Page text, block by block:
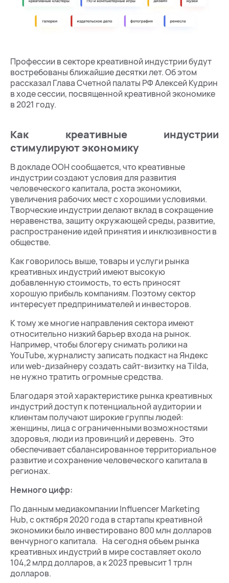
Профессии в секторе креативной индустрии будут
востребованы ближайшие десятки лет. Об этом
рассказал Глава Счетной палаты РФ Алексей Кудрин
в ходе сессии, посвященной креативной экономике
в 2021 году.
Как креативные индустрии
стимулируют экономику
В докладе ООН сообщается, что креативные
индустрии создают условия для развития
человеческого капитала, роста экономики,
увеличения рабочих мест с хорошими условиями.
Творческие индустрии делают вклад в сокращение
неравенства, защиту окружающей среды, развитие,
распространение идей принятия и инклюзивности в
обществе.
Как говорилось выше, товары и услуги рынка
креативных индустрий имеют высокую
добавленную стоимость, то есть приносят
хорошую прибыль компаниям. Поэтому сектор
интересует предпринимателей и инвесторов.
К тому же многие направления сектора имеют
относительно низкий барьер входа на рынок.
Например, чтобы блогеру снимать ролики на
YouTube, журналисту записать подкаст на Яндекс
или web-дизайнеру создать сайт-визитку на Tilda,
не нужно тратить огромные средства.
Благодаря этой характеристике рынка креативных
индустрий доступ к потенциальной аудитории и
клиентам получают широкие группы людей:
женщины, лица с ограниченными возможностями
здоровья, люди из провинций и деревень. Это
обеспечивает сбалансированное территориальное
развитие и сохранение человеческого капитала в
регионах.
Немного цифр:
По данным медиакомпании Influencer Marketing
Hub, с октября 2020 года в стартапы креативной
экономики было инвестировано 800 млн долларов
венчурного капитала. На сегодня объем рынка
креативных индустрий в мире составляет около
104,2 млрд долларов, а к 2023 превысит 1 трлн
долларов.